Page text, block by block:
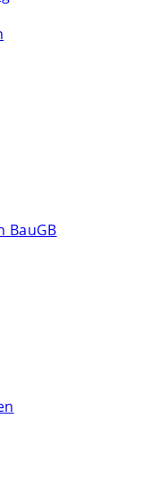
BauGB